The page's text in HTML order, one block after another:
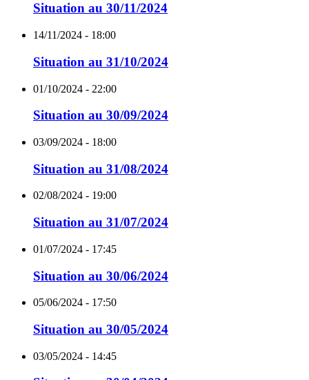
Situation au 30/11/2024
14/11/2024 - 18:00
Situation au 31/10/2024
01/10/2024 - 22:00
Situation au 30/09/2024
03/09/2024 - 18:00
Situation au 31/08/2024
02/08/2024 - 19:00
Situation au 31/07/2024
01/07/2024 - 17:45
Situation au 30/06/2024
05/06/2024 - 17:50
Situation au 30/05/2024
03/05/2024 - 14:45